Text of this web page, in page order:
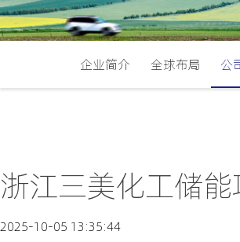
企业简介 全球布局 公
浙江三美化工储
2025-10-05 13:35:44